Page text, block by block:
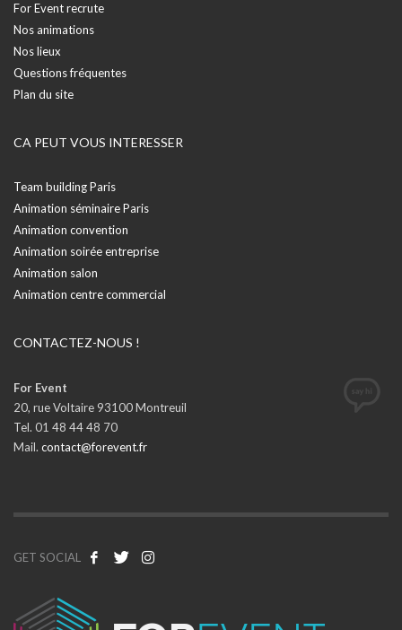
For Event recrute
Nos animations
Nos lieux
Questions fréquentes
Plan du site
CA PEUT VOUS INTERESSER
Team building Paris
Animation séminaire Paris
Animation convention
Animation soirée entreprise
Animation salon
Animation centre commercial
CONTACTEZ-NOUS !
For Event
20, rue Voltaire 93100 Montreuil
Tel. 01 48 44 48 70
Mail. contact@forevent.fr
GET SOCIAL